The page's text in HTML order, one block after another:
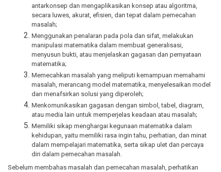
antarkonsep dan mengaplikasikan konsep atau algoritma,
secara luwes, akurat, efisien, dan tepat dalam pemecahan
masalah;
Menggunakan penalaran pada pola dan sifat, melakukan
manipulasi matematika dalam membuat generalisasi,
menyusun bukti, atau menjelaskan gagasan dan pernyataan
matematika;
Memecahkan masalah yang meliputi kemampuan memahami
masalah, merancang model matematika, menyelesaikan model
dan menafsirkan solusi yang diperoleh;
Menkomunikasikan gagasan dengan simbol, tabel, diagram,
atau media lain untuk memperjelas keadaan atau masalah;
Memiliki sikap menghargai kegunaan matematika dalam
kehidupan, yaitu memiliki rasa ingin tahu, perhatian, dan minat
dalam mempelajari matematika, serta sikap ulet dan percaya
diri dalam pemecahan masalah.
Sebelum membahas masalah dan pemecahan masalah, perhatikan